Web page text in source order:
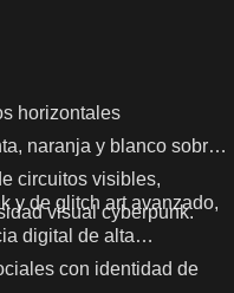
horizontales
naranja y blanco sobre
circuitos visibles,
visual cyberpunk.
y de glitch art avanzado,
digital de alta
con identidad de